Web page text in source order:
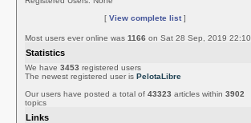
[ View complete list]
Most users ever online was 1166 on Sat 28 Sep, 2019 22:10
Statistics
We have 3453 registered users
The newest registered user is PelotaLibre
Our users have posted a total of 43323 articles within 3902
topics
Links